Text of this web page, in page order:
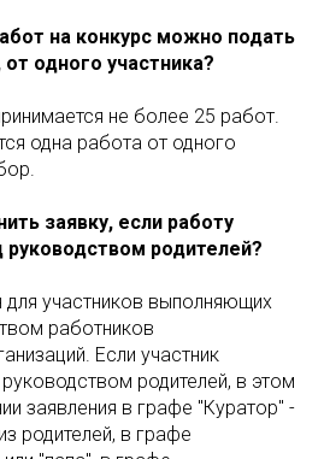
на конкурс можно подать
одного участника?
не более 25 работ.
одна работа от одного
заявку, если работу
родителей?
для участников выполняющих
работников
Если участник
родителей, в этом
заявления в графе "Куратор" -
родителей, в графе